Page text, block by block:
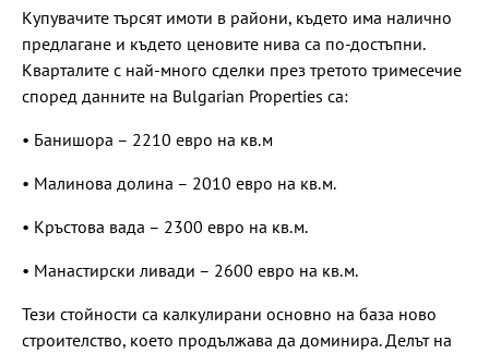
Купувачите търсят имоти в райони, където има налично
предлагане и където ценовите нива са по-достъпни.
Кварталите с най-много сделки през третото тримесечие
според данните на Bulgarian Properties са:
• Банишора – 2210 евро на кв.м
• Малинова долина – 2010 евро на кв.м.
• Кръстова вада – 2300 евро на кв.м.
• Манастирски ливади – 2600 евро на кв.м.
Тези стойности са калкулирани основно на база ново
строителство, което продължава да доминира. Делът на